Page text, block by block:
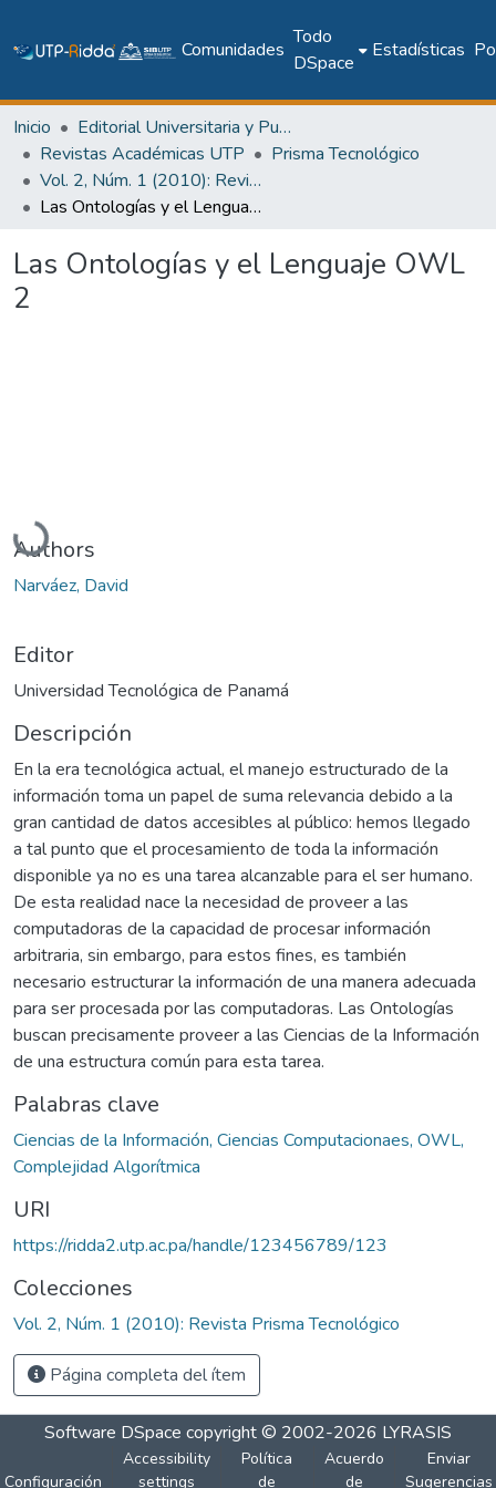
Comunidades
Todo
DSpace
Estadísticas
Inicio
Editorial Universitaria y Publicaciones Seriadas
Revistas Académicas UTP
Prisma Tecnológico
Vol. 2, Núm. 1 (2010): Revista Prisma Tecnológico
Las Ontologías y el Lenguaje OWL 2
Las Ontologías y el Lenguaje OWL
2
Cargando...
Authors
Narváez, David
Editor
Universidad Tecnológica de Panamá
Descripción
En la era tecnológica actual, el manejo estructurado de la
información toma un papel de suma relevancia debido a la
gran cantidad de datos accesibles al público: hemos llegado
a tal punto que el procesamiento de toda la información
disponible ya no es una tarea alcanzable para el ser humano.
De esta realidad nace la necesidad de proveer a las
computadoras de la capacidad de procesar información
arbitraria, sin embargo, para estos fines, es también
necesario estructurar la información de una manera adecuada
para ser procesada por las computadoras. Las Ontologías
buscan precisamente proveer a las Ciencias de la Información
de una estructura común para esta tarea.
Palabras clave
Ciencias de la Información, Ciencias Computacionaes, OWL,
Complejidad Algorítmica
URI
https://ridda2.utp.ac.pa/handle/123456789/123
Colecciones
Vol. 2, Núm. 1 (2010): Revista Prisma Tecnológico
Página completa del ítem
Software DSpace copyright © 2002-2026 LYRASIS
Configuración
Accessibility
settings
Política
de
Acuerdo
de
Enviar
Sugerencias